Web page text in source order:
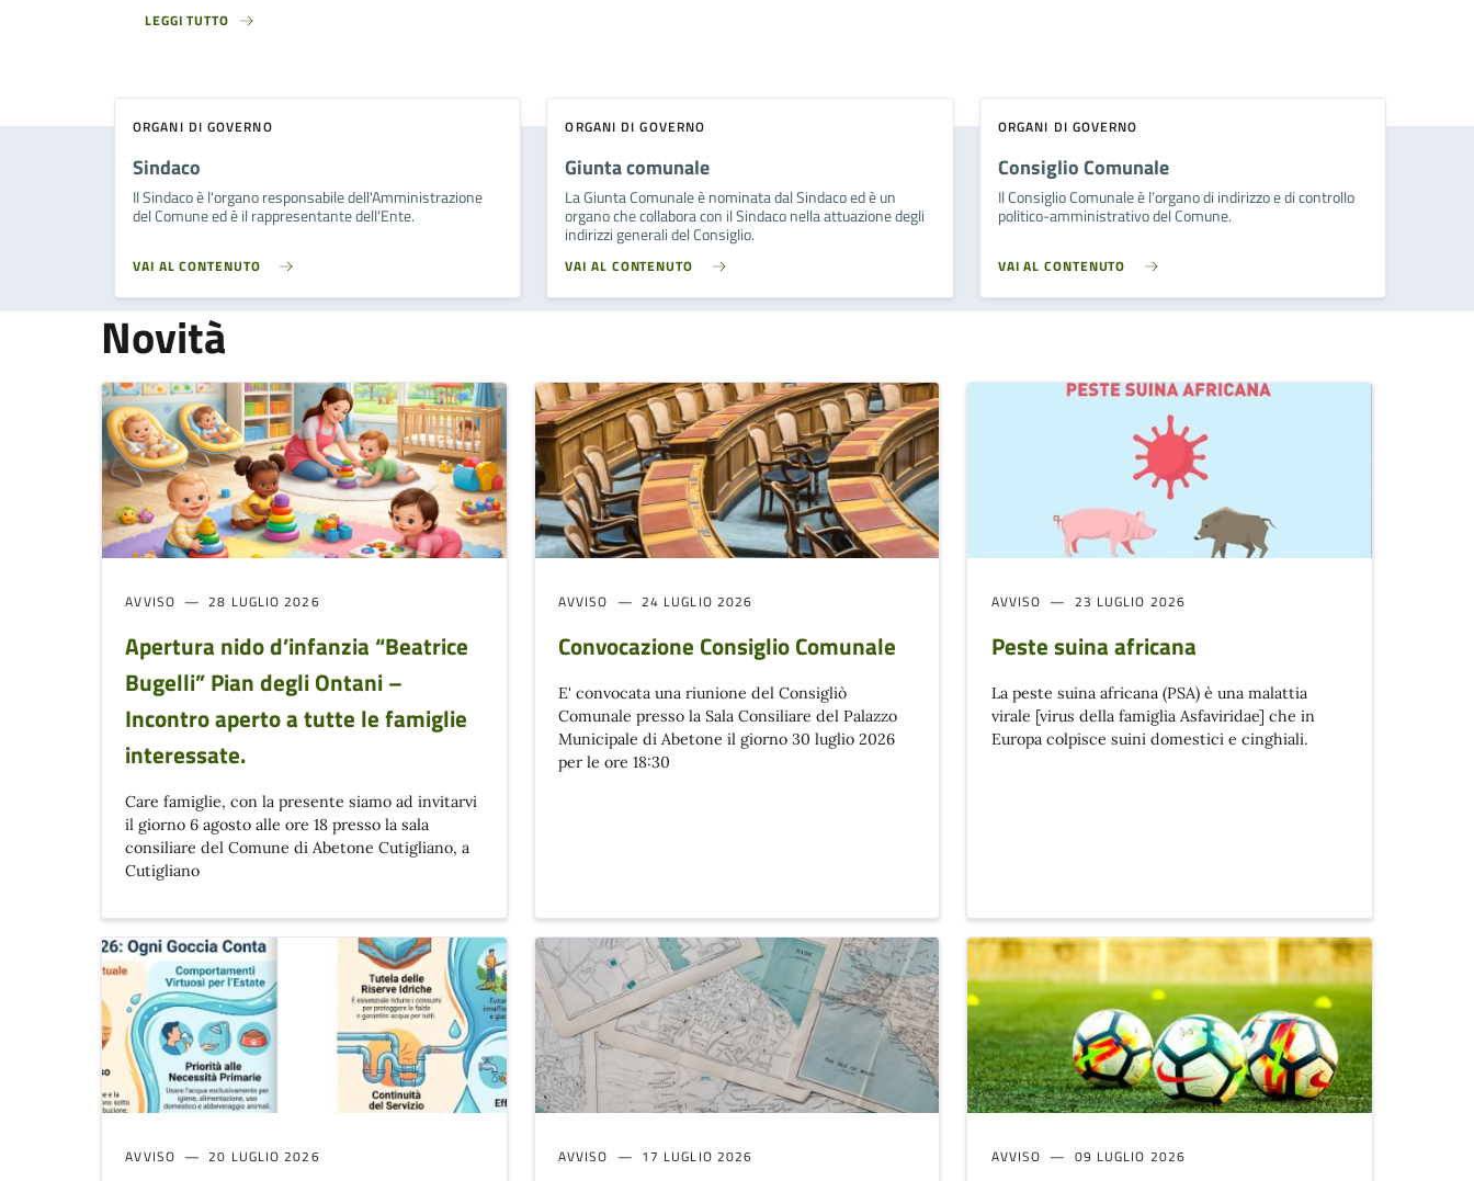
LEGGI TUTTO
ORGANI DI GOVERNO
Sindaco
Il Sindaco è l'organo responsabile dell'Amministrazione
del Comune ed è il rappresentante dell'Ente.
VAI AL CONTENUTO
ORGANI DI GOVERNO
Giunta comunale
La Giunta Comunale è nominata dal Sindaco ed è un
organo che collabora con il Sindaco nella attuazione degli
indirizzi generali del Consiglio.
VAI AL CONTENUTO
ORGANI DI GOVERNO
Consiglio Comunale
Il Consiglio Comunale è l’organo di indirizzo e di controllo
politico-amministrativo del Comune.
VAI AL CONTENUTO
Novità
AVVISO 28 LUGLIO 2026
Apertura nido d’infanzia “Beatrice
Bugelli” Pian degli Ontani –
Incontro aperto a tutte le famiglie
interessate.
Care famiglie, con la presente siamo ad invitarvi
il giorno 6 agosto alle ore 18 presso la sala
consiliare del Comune di Abetone Cutigliano, a
Cutigliano
AVVISO 24 LUGLIO 2026
Convocazione Consiglio Comunale
E' convocata una riunione del Consigliò
Comunale presso la Sala Consiliare del Palazzo
Municipale di Abetone il giorno 30 luglio 2026
per le ore 18:30
AVVISO 23 LUGLIO 2026
Peste suina africana
La peste suina africana (PSA) è una malattia
virale [virus della famiglia Asfaviridae] che in
Europa colpisce suini domestici e cinghiali.
AVVISO 20 LUGLIO 2026 AVVISO 17 LUGLIO 2026 AVVISO 09 LUGLIO 2026